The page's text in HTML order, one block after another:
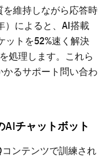
維持しながら応答時
）によると、AI搭載
ットを52%速く解決
処理します。これら
るサポート問い合わ
AIチャットボット
ンテンツで訓練され